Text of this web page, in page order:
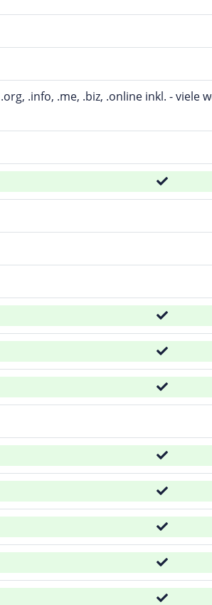
.info, .me, .biz, .online inkl. - viele